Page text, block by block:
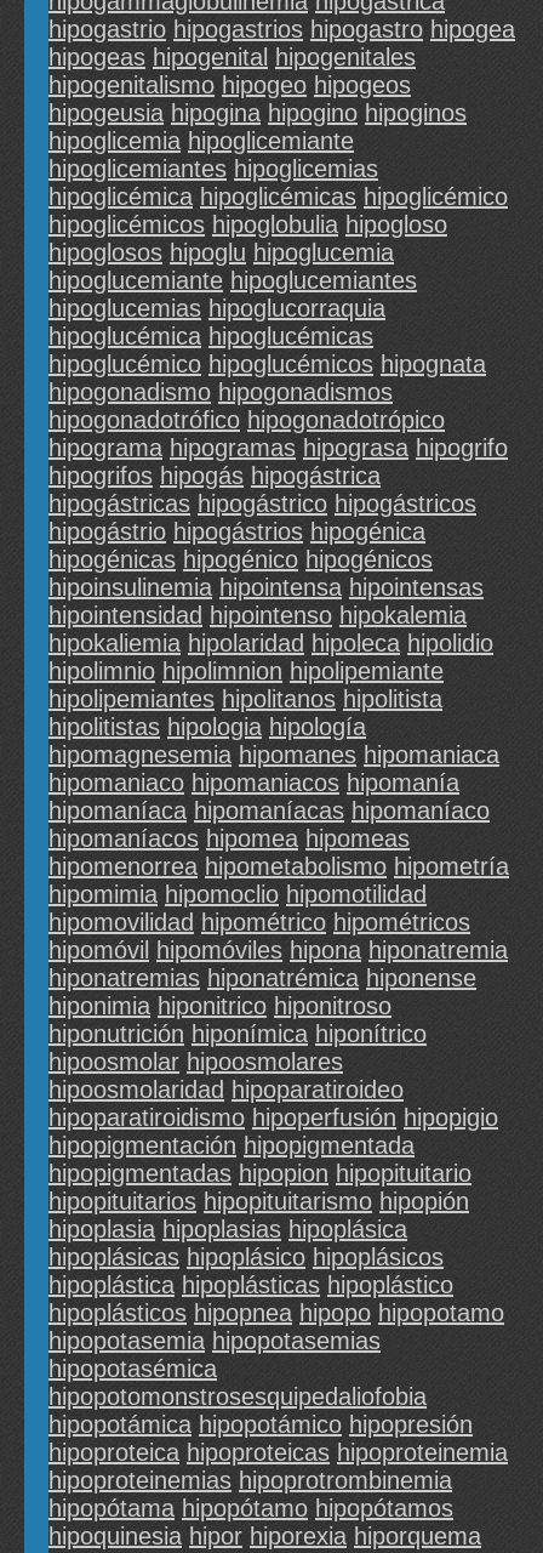
hipogastrio hipogastrios hipogastro hipogea
hipogeas hipogenital hipogenitales
hipogenitalismo hipogeo hipogeos
hipogeusia hipogina hipogino hipoginos
hipoglicemia hipoglicemiante
hipoglicemiantes hipoglicemias
hipoglicémica hipoglicémicas hipoglicémico
hipoglicémicos hipoglobulia hipogloso
hipoglosos hipoglu hipoglucemia
hipoglucemiante hipoglucemiantes
hipoglucemias hipoglucorraquia
hipoglucémica hipoglucémicas
hipoglucémico hipoglucémicos hipognata
hipogonadismo hipogonadismos
hipogonadotrófico hipogonadotrópico
hipograma hipogramas hipograsa hipogrifo
hipogrifos hipogás hipogástrica
hipogástricas hipogástrico hipogástricos
hipogástrio hipogástrios hipogénica
hipogénicas hipogénico hipogénicos
hipoinsulinemia hipointensa hipointensas
hipointensidad hipointenso hipokalemia
hipokaliemia hipolaridad hipoleca hipolidio
hipolimnio hipolimnion hipolipemiante
hipolipemiantes hipolitanos hipolitista
hipolitistas hipologia hipología
hipomagnesemia hipomanes hipomaniaca
hipomaniaco hipomaniacos hipomanía
hipomaníaca hipomaníacas hipomaníaco
hipomaníacos hipomea hipomeas
hipomenorrea hipometabolismo hipometría
hipomimia hipomoclio hipomotilidad
hipomovilidad hipométrico hipométricos
hipomóvil hipomóviles hipona hiponatremia
hiponatremias hiponatrémica hiponense
hiponimia hiponitrico hiponitroso
hiponutrición hiponímica hiponítrico
hipoosmolar hipoosmolares
hipoosmolaridad hipoparatiroideo
hipoparatiroidismo hipoperfusión hipopigio
hipopigmentación hipopigmentada
hipopigmentadas hipopion hipopituitario
hipopituitarios hipopituitarismo hipopión
hipoplasia hipoplasias hipoplásica
hipoplásicas hipoplásico hipoplásicos
hipoplástica hipoplásticas hipoplástico
hipoplásticos hipopnea hipopo hipopotamo
hipopotasemia hipopotasemias
hipopotasémica
hipopotomonstrosesquipedaliofobia
hipopotámica hipopotámico hipopresión
hipoproteica hipoproteicas hipoproteinemia
hipoproteinemias hipoprotrombinemia
hipopótama hipopótamo hipopótamos
hipoquinesia hipor hiporexia hiporquema